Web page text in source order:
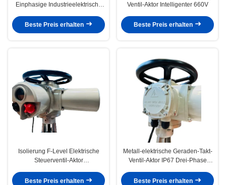
Einphasige Industrieelektrische
Beste Preis erhalten
Ventil-Aktor Intelligenter 660V
Beste Preis erhalten
Isolierung F-Level Elektrische
Steuerventil-Aktor
Beste Preis erhalten
Metall-elektrische Geraden-Takt-
Ventil-Aktor IP67 Drei-Phase
Beste Preis erhalten